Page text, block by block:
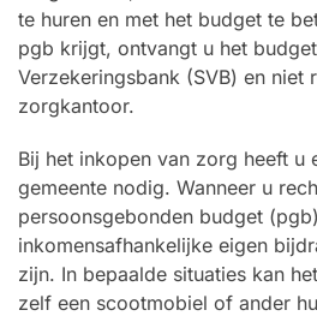
te huren en met het budget te
pgb krijgt, ontvangt u het
Verzekeringsbank (SVB) en niet
zorgkantoor.
Bij het inkopen van zorg heeft u
gemeente nodig. Wanneer u
persoonsgebonden budget
inkomensafhankelijke eigen
zijn. In bepaalde situaties kan
zelf een scootmobiel of ander